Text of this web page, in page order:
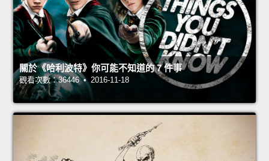
關於《哈利波特》你可能不知道的 7 件事
觀看次數：36446 • 2016-11-18